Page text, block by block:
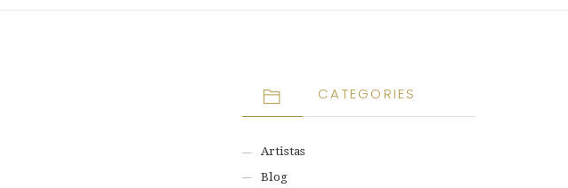
CATEGORIES
Artistas
Blog